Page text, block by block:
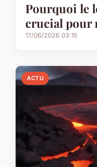
Pourquoi le
crucial pour
17/06/2026 03:15
ACTU